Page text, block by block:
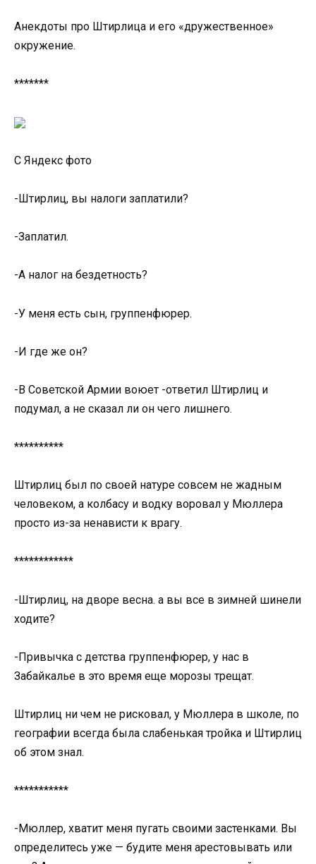
Анекдоты про Штирлица и его «дружественное»
окружение.
*******
С Яндекс фото
-Штирлиц, вы налоги заплатили?
-Заплатил.
-А налог на бездетность?
-У меня есть сын, группенфюрер.
-И где же он?
-В Советской Армии воюет -ответил Штирлиц и
подумал, а не сказал ли он чего лишнего.
**********
Штирлиц был по своей натуре совсем не жадным
человеком, а колбасу и водку воровал у Мюллера
просто из-за ненависти к врагу.
************
-Штирлиц, на дворе весна. а вы все в зимней шинели
ходите?
-Привычка с детства группенфюрер, у нас в
Забайкалье в это время еще морозы трещат.
Штирлиц ни чем не рисковал, у Мюллера в школе, по
географии всегда была слабенькая тройка и Штирлиц
об этом знал.
***********
-Мюллер, хватит меня пугать своими застенками. Вы
определитесь уже — будите меня арестовывать или